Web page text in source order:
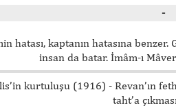
-
hatası, kaptanın hatasına
insan da batar. İmâm-ı
kurtuluşu (1916) - Revan’ın
taht’a